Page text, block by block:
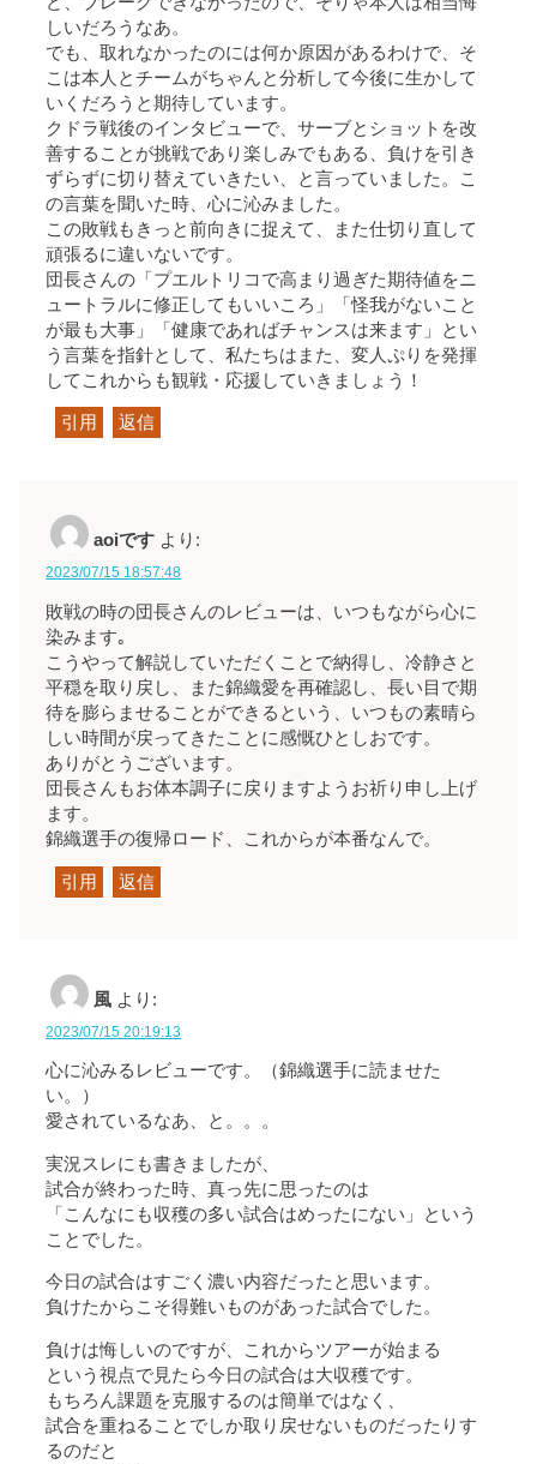
しいだろうなあ。
でも、取れなかったのには何か原因があるわけで、そ
こは本人とチームがちゃんと分析して今後に生かして
いくだろうと期待しています。
クドラ戦後のインタビューで、サーブとショットを改
善することが挑戦であり楽しみでもある、負けを引き
ずらずに切り替えていきたい、と言っていました。こ
の言葉を聞いた時、心に沁みました。
この敗戦もきっと前向きに捉えて、また仕切り直して
頑張るに違いないです。
団長さんの「プエルトリコで高まり過ぎた期待値をニ
ュートラルに修正してもいいころ」「怪我がないこと
が最も大事」「健康であればチャンスは来ます」とい
う言葉を指針として、私たちはまた、変人ぷりを発揮
してこれからも観戦・応援していきましょう！
引用 返信
aoiです より:
2023/07/15 18:57:48
敗戦の時の団長さんのレビューは、いつもながら心に
染みます｡
こうやって解説していただくことで納得し、冷静さと
平穏を取り戻し、また錦織愛を再確認し、長い目で期
待を膨らませることができるという、いつもの素晴ら
しい時間が戻ってきたことに感慨ひとしおです。
ありがとうございます。
団長さんもお体本調子に戻りますようお祈り申し上げ
ます。
錦織選手の復帰ロード、これからが本番なんで。
引用 返信
風 より:
2023/07/15 20:19:13
心に沁みるレビューです。（錦織選手に読ませた
い。）
愛されているなあ、と。。。
実況スレにも書きましたが、
試合が終わった時、真っ先に思ったのは
「こんなにも収穫の多い試合はめったにない」という
ことでした。
今日の試合はすごく濃い内容だったと思います。
負けたからこそ得難いものがあった試合でした。
負けは悔しいのですが、これからツアーが始まる
という視点で見たら今日の試合は大収穫です。
もちろん課題を克服するのは簡単ではなく、
試合を重ねることでしか取り戻せないものだったりす
るのだと